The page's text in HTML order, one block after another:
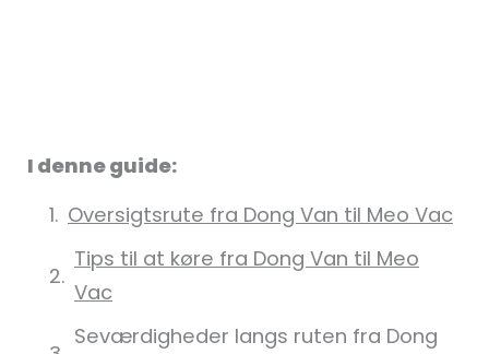
I denne guide:
Oversigtsrute fra Dong Van til Meo Vac
Tips til at køre fra Dong Van til Meo
Vac
Seværdigheder langs ruten fra Dong